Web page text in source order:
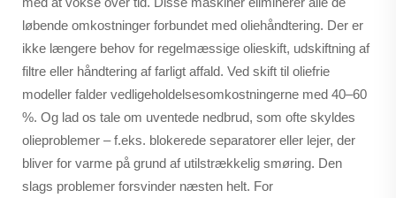
løbende omkostninger forbundet med oliehåndtering. Der er
ikke længere behov for regelmæssige olieskift, udskiftning af
filtre eller håndtering af farligt affald. Ved skift til oliefrie
modeller falder vedligeholdelsesomkostningerne med 40–60
%. Og lad os tale om uventede nedbrud, som ofte skyldes
olieproblemer – f.eks. blokerede separatorer eller lejer, der
bliver for varme på grund af utilstrækkelig smøring. Den
slags problemer forsvinder næsten helt. For